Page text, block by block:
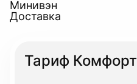
Минивэн
Доставка
Тариф Комфорт